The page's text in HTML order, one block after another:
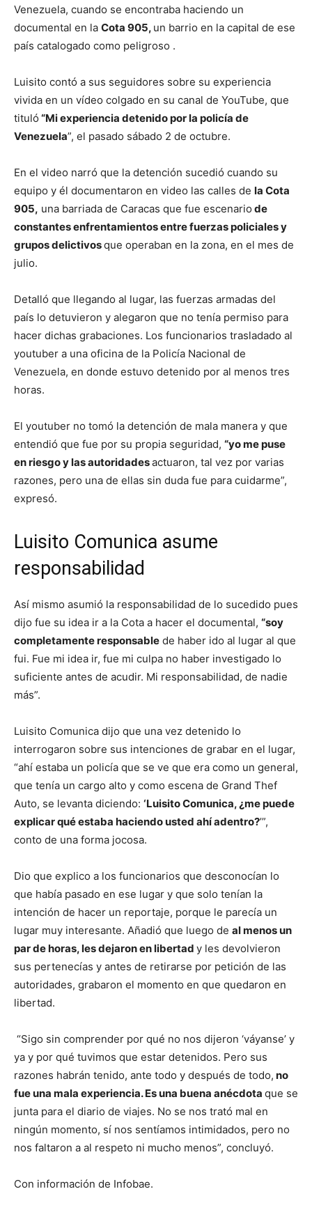
Venezuela, cuando se encontraba haciendo un
documental en la Cota 905, un barrio en la capital de ese
país catalogado como peligroso .
Luisito contó a sus seguidores sobre su experiencia
vivida en un vídeo colgado en su canal de YouTube, que
tituló “Mi experiencia detenido por la policía de
Venezuela”, el pasado sábado 2 de octubre.
En el video narró que la detención sucedió cuando su
equipo y él documentaron en video las calles de la Cota
905, una barriada de Caracas que fue escenario de
constantes enfrentamientos entre fuerzas policiales y
grupos delictivosque operaban en la zona, en el mes de
julio.
Detalló que llegando al lugar, las fuerzas armadas del
país lo detuvieron y alegaron que no tenía permiso para
hacer dichas grabaciones. Los funcionarios trasladado al
youtuber a una oficina de la Policía Nacional de
Venezuela, en donde estuvo detenido por al menos tres
horas.
El youtuber no tomó la detención de mala manera y que
entendió que fue por su propia seguridad, “yo me puse
en riesgo y las autoridadesactuaron, tal vez por varias
razones, pero una de ellas sin duda fue para cuidarme”,
expresó.
Luisito Comunica asume
responsabilidad
Así mismo asumió la responsabilidad de lo sucedido pues
dijo fue su idea ir a la Cota a hacer el documental, “soy
completamente responsable de haber ido al lugar al que
fui. Fue mi idea ir, fue mi culpa no haber investigado lo
suficiente antes de acudir. Mi responsabilidad, de nadie
más”.
Luisito Comunica dijo que una vez detenido lo
interrogaron sobre sus intenciones de grabar en el lugar,
“ahí estaba un policía que se ve que era como un general,
que tenía un cargo alto y como escena de Grand Thef
Auto, se levanta diciendo: ‘Luisito Comunica, ¿me puede
explicar qué estaba haciendo usted ahí adentro?’”,
conto de una forma jocosa.
Dio que explico a los funcionarios que desconocían lo
que había pasado en ese lugar y que solo tenían la
intención de hacer un reportaje, porque le parecía un
lugar muy interesante. Añadió que luego de al menos un
par de horas, les dejaron en libertad y les devolvieron
sus pertenecías y antes de retirarse por petición de las
autoridades, grabaron el momento en que quedaron en
libertad.
“Sigo sin comprender por qué no nos dijeron ‘váyanse’ y
ya y por qué tuvimos que estar detenidos. Pero sus
razones habrán tenido, ante todo y después de todo, no
fue una mala experiencia. Es una buena anécdota que se
junta para el diario de viajes. No se nos trató mal en
ningún momento, sí nos sentíamos intimidados, pero no
nos faltaron a al respeto ni mucho menos”, concluyó.
Con información de Infobae.